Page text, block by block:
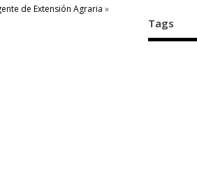
de Extensión Agraria »
Tags